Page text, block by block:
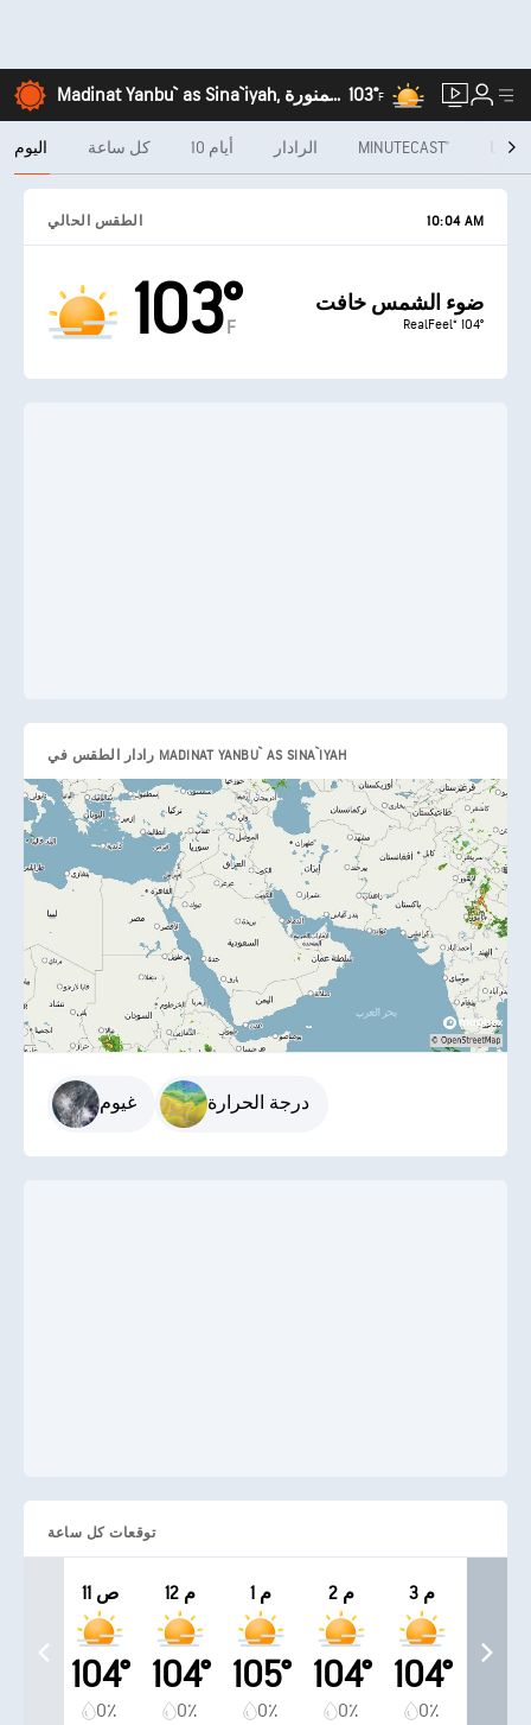
Madinat Yanbu` as Sina`iyah, المدينة المنورة 103°F
اليوم كل ساعة 10 أيام الرادار MINUTECAST® شهريًا
الطقس الحالي 10:04 AM
103°
F
ضوء الشمس خافت
RealFeel® 104°
رادار الطقس في MADINAT YANBU` AS SINA`IYAH
غيوم درجة الحرارة
توقعات كل ساعة
11 ص
104°
0٪
12 م
104°
0٪
1 م
105°
0٪
2 م
104°
0٪
3 م
104°
0٪